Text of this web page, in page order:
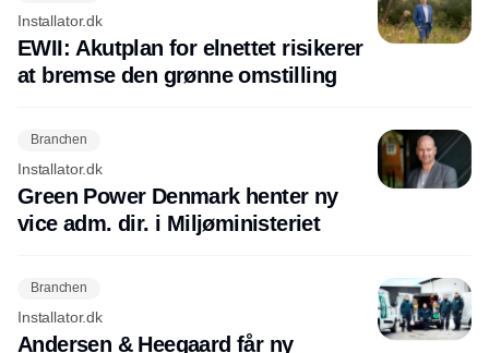
Installator.dk
EWII: Akutplan for elnettet risikerer
at bremse den grønne omstilling
Branchen
Installator.dk
Green Power Denmark henter ny
vice adm. dir. i Miljøministeriet
Branchen
Installator.dk
Andersen & Heegaard får ny